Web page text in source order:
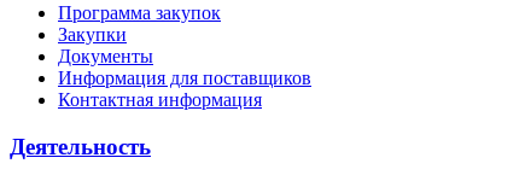
Программа закупок
Закупки
Документы
Информация для поставщиков
Контактная информация
Деятельность